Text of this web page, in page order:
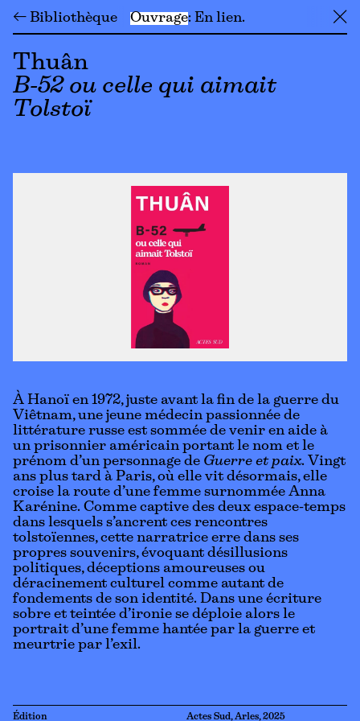
← Bibliothèque Ouvrage En lien ╳
Thuân
B-52 ou celle qui aimait
Tolstoï
À Hanoï en 1972, juste avant la fin de la guerre du
Viêtnam, une jeune médecin passionnée de
littérature russe est sommée de venir en aide à
un prisonnier américain portant le nom et le
prénom d’un personnage de Guerre et paix. Vingt
ans plus tard à Paris, où elle vit désormais, elle
croise la route d’une femme surnommée Anna
Karénine. Comme captive des deux espace-temps
dans lesquels s’ancrent ces rencontres
tolstoïennes, cette narratrice erre dans ses
propres souvenirs, évoquant désillusions
politiques, déceptions amoureuses ou
déracinement culturel comme autant de
fondements de son identité. Dans une écriture
sobre et teintée d’ironie se déploie alors le
portrait d’une femme hantée par la guerre et
meurtrie par l’exil.
Édition Actes Sud, Arles, 2025